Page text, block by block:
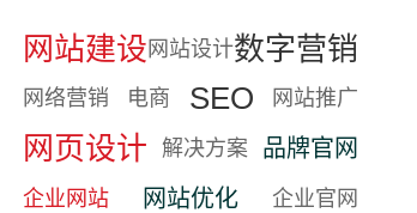
网站建设 网站设计数字营销
网络营销 电商 SEO 网站推广
网页设计 解决方案 品牌官网
企业网站 网站优化 企业官网